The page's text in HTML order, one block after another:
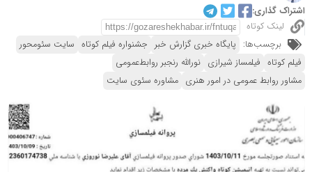
اشتراک گذاری:
لینک کوتاه
برچسب‌ها: پایگاه خبری گزارش خبر جشنواره فیلم کوتاه سایت سئومحور
فیلم کوتاه فیلمساز شیرازی نورالله رنجبر روابط‌عمومی
مشاور روابط عمومی در امور هنری مشاوره سئوی سایت